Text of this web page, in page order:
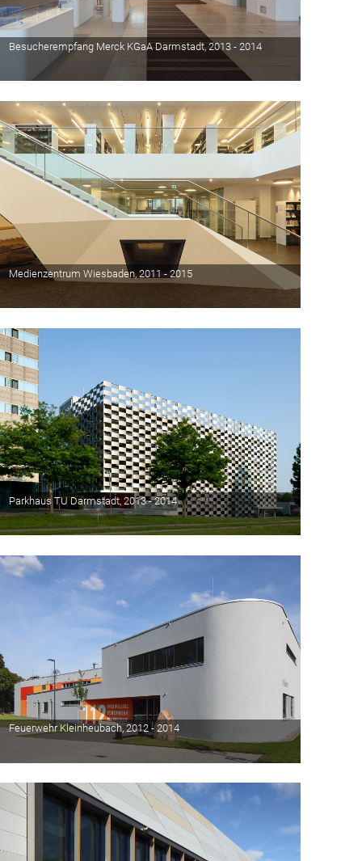
Besucherempfang Merck KGaA Darmstadt, 2013 - 2014
Medienzentrum Wiesbaden, 2011 - 2015
Parkhaus TU Darmstadt, 2013 - 2014
Feuerwehr Kleinheubach, 2012 - 2014